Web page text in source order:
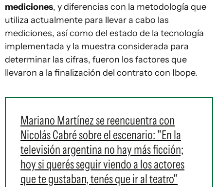
mediciones, y diferencias con la metodología que
utiliza actualmente para llevar a cabo las
mediciones, así como del estado de la tecnología
implementada y la muestra considerada para
determinar las cifras, fueron los factores que
llevaron a la finalización del contrato con Ibope.
Mariano Martínez se reencuentra con
Nicolás Cabré sobre el escenario: "En la
televisión argentina no hay más ficción;
hoy si querés seguir viendo a los actores
que te gustaban, tenés que ir al teatro"